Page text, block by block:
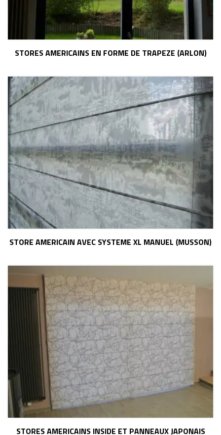
STORES AMERICAINS EN FORME DE TRAPEZE (ARLON)
STORE AMERICAIN AVEC SYSTEME XL MANUEL (MUSSON)
STORES AMERICAINS INSIDE ET PANNEAUX JAPONAIS